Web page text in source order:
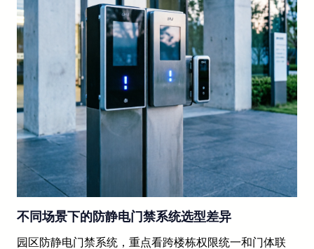
不同场景下的防静电门禁系统选型差异
园区防静电门禁系统，重点看跨楼栋权限统一和门体联